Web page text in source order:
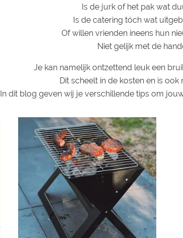
Is de jurk of het pak wat
Is de catering tóch wat
Of willen vrienden ineens hun
Niet gelijk met de
Je kan namelijk ontzettend leuk een
Dit scheelt in de kosten en is
In dit blog geven wij je verschillende tips om